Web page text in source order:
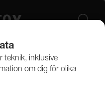
beklädnad
teknik, inklusive
om dig för olika